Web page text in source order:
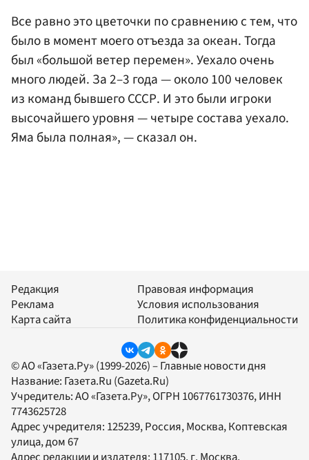
Все равно это цветочки по сравнению с тем, что
было в момент моего отъезда за океан. Тогда
был «большой ветер перемен». Уехало очень
много людей. За 2–3 года — около 100 человек
из команд бывшего СССР. И это были игроки
высочайшего уровня — четыре состава уехало.
Яма была полная», — сказал он.
Редакция
Реклама
Карта сайта
Правовая информация
Условия использования
Политика конфиденциальности
© АО «Газета.Ру» (1999-2026) – Главные новости дня
Название: Газета.Ru (Gazeta.Ru)
Учредитель:АО «Газета.Ру», ОГРН 1067761730376, ИНН
7743625728
Адрес учредителя: 125239, Россия, Москва, Коптевская
улица, дом 67